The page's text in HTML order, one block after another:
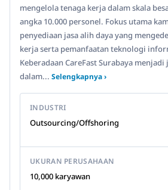
mengelola tenaga kerja dalam skala
angka 10.000 personel. Fokus utama
penyediaan jasa alih daya yang
kerja serta pemanfaatan teknologi
Keberadaan CareFast Surabaya
dalam... Selengkapnya ›
INDUSTRI
Outsourcing/Offshoring
UKURAN PERUSAHAAN
10,000 karyawan